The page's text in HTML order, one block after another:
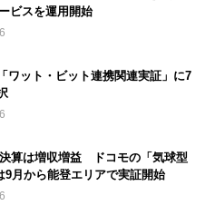
ビスを運用開始
ワット・ビット連携関連実証」に7
算は増収増益 ドコモの「気球型
9月から能登エリアで実証開始